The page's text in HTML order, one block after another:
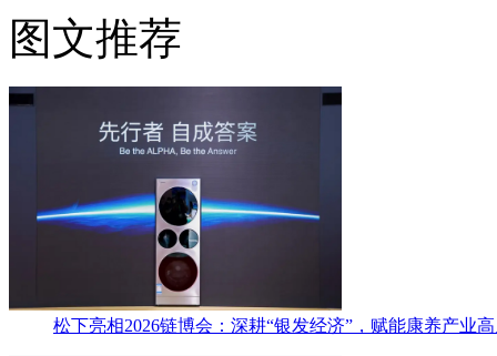
图文推荐
松下亮相2026链博会：深耕“银发经济”，赋能康养产业